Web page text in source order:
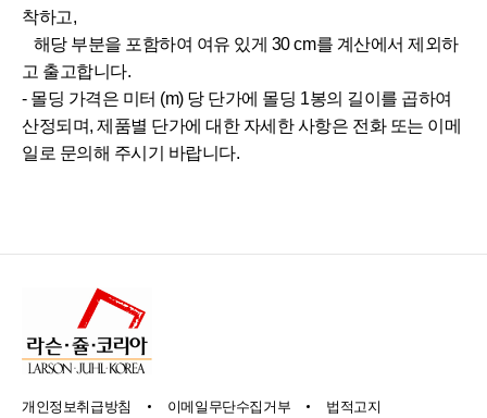
착하고,
해당 부분을 포함하여 여유 있게 30 cm를 계산에서 제외하
고 출고합니다.
- 몰딩 가격은 미터 (m) 당 단가에 몰딩 1봉의 길이를 곱하여
산정되며, 제품별 단가에 대한 자세한 사항은 전화 또는 이메
일로 문의해 주시기 바랍니다.
개인정보취급방침 이메일무단수집거부 법적고지